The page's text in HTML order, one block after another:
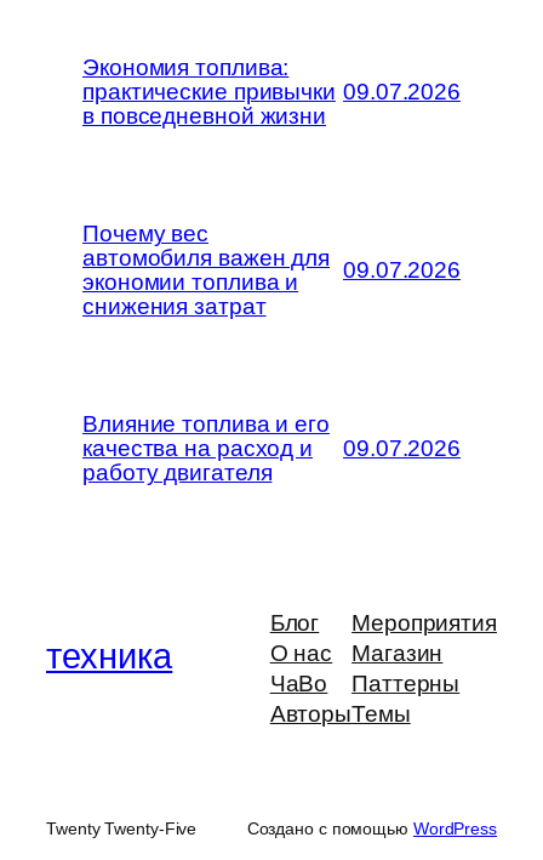
Экономия топлива:
практические привычки
в повседневной жизни
09.07.2026
Почему вес
автомобиля важен для
экономии топлива и
снижения затрат
09.07.2026
Влияние топлива и его
качества на расход и
работу двигателя
09.07.2026
техника
Блог
О нас
ЧаВо
Авторы
Мероприятия
Магазин
Паттерны
Темы
Twenty Twenty-Five Создано с помощью WordPress